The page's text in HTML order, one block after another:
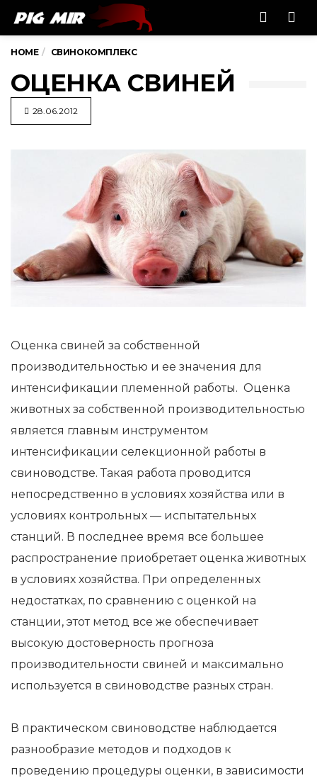
HOME СВИНОКОМПЛЕКС
ОЦЕНКА СВИНЕЙ
28.06.2012
Оценка свиней за собственной
производительностью и ее значения для
интенсификации племенной работы. Оценка
животных за собственной производительностью
является главным инструментом
интенсификации селекционной работы в
свиноводстве. Такая работа проводится
непосредственно в условиях хозяйства или в
условиях контрольных — испытательных
станций. В последнее время все большее
распространение приобретает оценка животных
в условиях хозяйства. При определенных
недостатках, по сравнению с оценкой на
станции, этот метод все же обеспечивает
высокую достоверность прогноза
производительности свиней и максимально
используется в свиноводстве разных стран.
В практическом свиноводстве наблюдается
разнообразие методов и подходов к
проведению процедуры оценки, в зависимости